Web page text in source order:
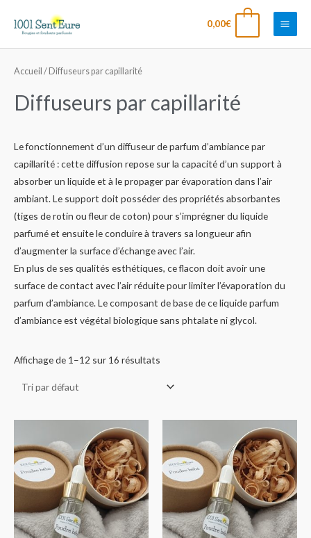
0,00€
Main
Accueil / Diffuseurs par capillarité
Diffuseurs par capillarité
Le fonctionnement d’un diffuseur de parfum d’ambiance par
capillarité : cette diffusion repose sur la capacité d’un support à
absorber un liquide et à le propager par évaporation dans l’air
ambiant. Le support doit posséder des propriétés absorbantes
(tiges de rotin ou fleur de coton) pour s’imprégner du liquide
parfumé et ensuite le conduire à travers sa longueur afin
d’augmenter la surface d’échange avec l’air.
En plus de ses qualités esthétiques, ce flacon doit avoir une
surface de contact avec l’air réduite pour limiter l’évaporation du
parfum d’ambiance. Le composant de base de ce liquide parfum
d’ambiance est végétal biologique sans phtalate ni glycol.
Affichage de 1–12 sur 16 résultats